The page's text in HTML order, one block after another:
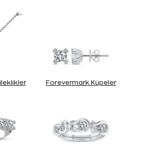
Forevermark Küpeler